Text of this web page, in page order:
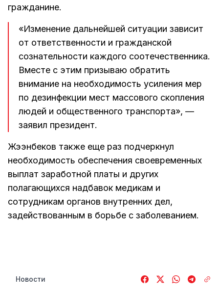
гражданине.
«Изменение дальнейшей ситуации зависит
от ответственности и гражданской
сознательности каждого соотечественника.
Вместе с этим призываю обратить
внимание на необходимость усиления мер
по дезинфекции мест массового скопления
людей и общественного транспорта», —
заявил президент.
Жээнбеков также еще раз подчеркнул
необходимость обеспечения своевременных
выплат заработной платы и других
полагающихся надбавок медикам и
сотрудникам органов внутренних дел,
задействованным в борьбе с заболеванием.
Новости